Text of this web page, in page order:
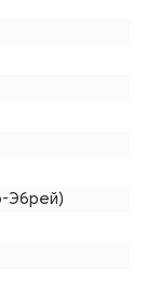
Эбрей)